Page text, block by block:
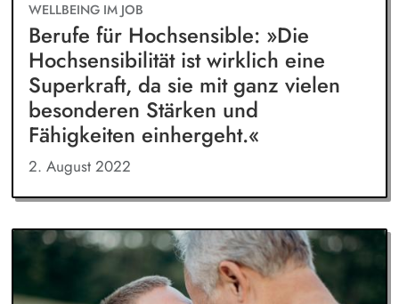
WELLBEING IM JOB
Berufe für Hochsensible: »Die
Hochsensibilität ist wirklich eine
Superkraft, da sie mit ganz vielen
besonderen Stärken und
Fähigkeiten einhergeht.«
2. August 2022